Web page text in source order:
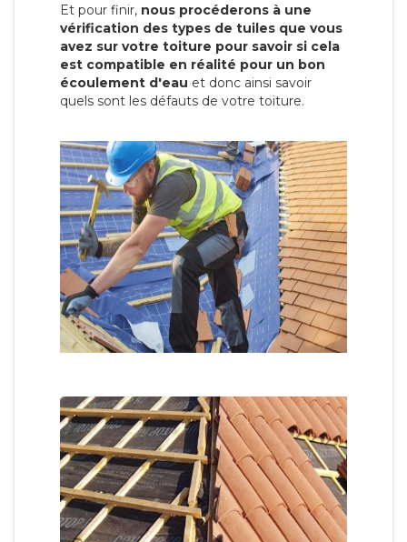
Et pour finir, nous procéderons à une
vérification des types de tuiles que vous
avez sur votre toiture pour savoir si cela
est compatible en réalité pour un bon
écoulement d'eau et donc ainsi savoir
quels sont les défauts de votre toiture.